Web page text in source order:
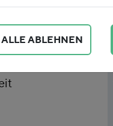
werden
für
ALLE ABLEHNEN